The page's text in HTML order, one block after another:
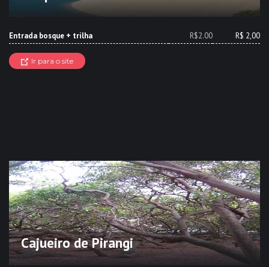
Entrada bosque + trilha R$2.00 R$ 2,00
Ir para o site
Cajueiro de Pirangi